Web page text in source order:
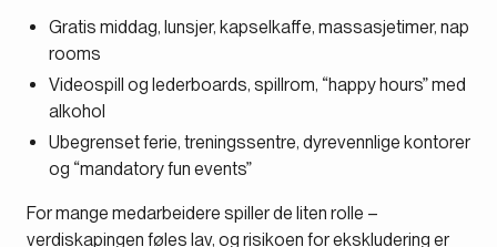
Gratis middag, lunsjer, kapselkaffe, massasjetimer, nap
rooms
Videospill og lederboards, spillrom, “happy hours” med
alkohol
Ubegrenset ferie, treningssentre, dyrevennlige kontorer
og “mandatory fun events”
For mange medarbeidere spiller de liten rolle –
verdiskapingen føles lav, og risikoen for ekskludering er